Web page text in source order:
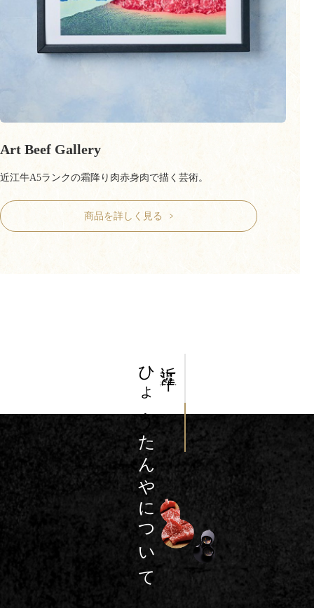
Art Beef Gallery
近江牛A5ランクの霜降り肉赤身肉で描く芸術。
商品を詳しく見る
の
ひょう
たんやについて